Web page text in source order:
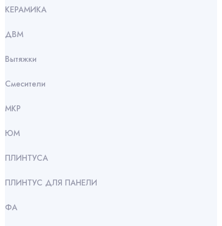
КЕРАМИКА
ДВМ
Вытяжки
Смесители
МКР
ЮМ
ПЛИНТУСА
ПЛИНТУС ДЛЯ ПАНЕЛИ
ФА